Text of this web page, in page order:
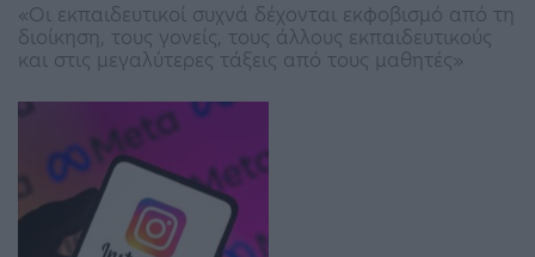
«Οι εκπαιδευτικοί συχνά δέχονται εκφοβισμό από τη
διοίκηση, τους γονείς, τους άλλους εκπαιδευτικούς
και στις μεγαλύτερες τάξεις από τους μαθητές»